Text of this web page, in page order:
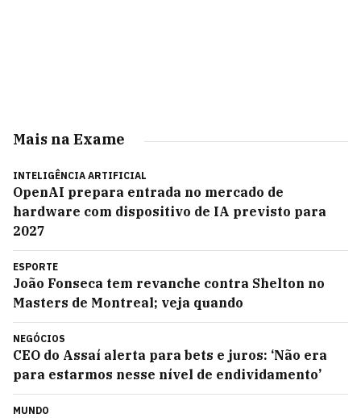
Mais na Exame
INTELIGÊNCIA ARTIFICIAL
OpenAI prepara entrada no mercado de
hardware com dispositivo de IA previsto para
2027
ESPORTE
João Fonseca tem revanche contra Shelton no
Masters de Montreal; veja quando
NEGÓCIOS
CEO do Assaí alerta para bets e juros: ‘Não era
para estarmos nesse nível de endividamento’
MUNDO